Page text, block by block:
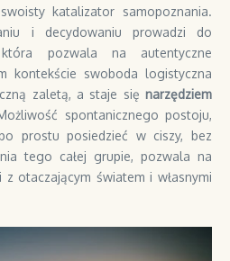
katalizator samopoznania.
i decydowaniu prowadzi do
pozwala na autentyczne
kontekście swoboda logistyczna
zaletą, a staje się narzędziem
spontanicznego postoju,
prostu posiedzieć w ciszy, bez
tego całej grupie, pozwala na
z otaczającym światem i własnymi